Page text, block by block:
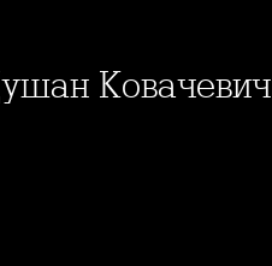
Душан Ковачевич